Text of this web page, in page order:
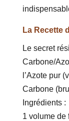
La Recette
Le secret
Carbone/
l’Azote pur
Carbone
Ingrédients :
1 volume de